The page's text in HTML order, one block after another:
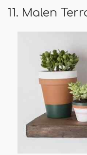
11. Malen